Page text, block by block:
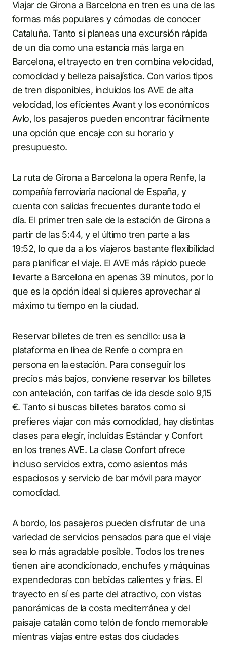
Viajar de Girona a Barcelona en tren es una de las
formas más populares y cómodas de conocer
Cataluña. Tanto si planeas una excursión rápida
de un día como una estancia más larga en
Barcelona, el trayecto en tren combina velocidad,
comodidad y belleza paisajística. Con varios tipos
de tren disponibles, incluidos los AVE de alta
velocidad, los eficientes Avant y los económicos
Avlo, los pasajeros pueden encontrar fácilmente
una opción que encaje con su horario y
presupuesto.
La ruta de Girona a Barcelona la opera Renfe, la
compañía ferroviaria nacional de España, y
cuenta con salidas frecuentes durante todo el
día. El primer tren sale de la estación de Girona a
partir de las 5:44, y el último tren parte a las
19:52, lo que da a los viajeros bastante flexibilidad
para planificar el viaje. El AVE más rápido puede
llevarte a Barcelona en apenas 39 minutos, por lo
que es la opción ideal si quieres aprovechar al
máximo tu tiempo en la ciudad.
Reservar billetes de tren es sencillo: usa la
plataforma en línea de Renfe o compra en
persona en la estación. Para conseguir los
precios más bajos, conviene reservar los billetes
con antelación, con tarifas de ida desde solo 9,15
€. Tanto si buscas billetes baratos como si
prefieres viajar con más comodidad, hay distintas
clases para elegir, incluidas Estándar y Confort
en los trenes AVE. La clase Confort ofrece
incluso servicios extra, como asientos más
espaciosos y servicio de bar móvil para mayor
comodidad.
A bordo, los pasajeros pueden disfrutar de una
variedad de servicios pensados para que el viaje
sea lo más agradable posible. Todos los trenes
tienen aire acondicionado, enchufes y máquinas
expendedoras con bebidas calientes y frías. El
trayecto en sí es parte del atractivo, con vistas
panorámicas de la costa mediterránea y del
paisaje catalán como telón de fondo memorable
mientras viajas entre estas dos ciudades